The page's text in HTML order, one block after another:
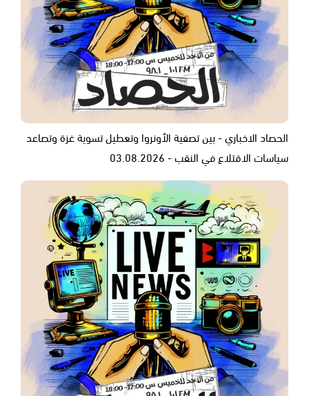
الحصاد الاخباري - بين تصفية الأونروا وتعطيل تسوية غزة وتصاعد
سياسات الاقتلاع في النقب - 03.08.2026